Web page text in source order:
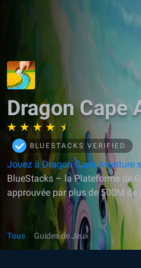
Dragon Cape
BLUESTACKS VERIFIED
Jouez à Dragon Cape Aventure
BlueStacks – la Plateforme de
approuvée par plus de 500M de
Tous Guides de Jeux